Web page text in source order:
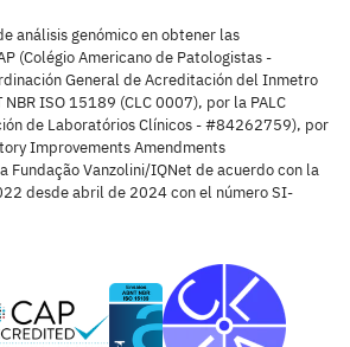
análisis genómico en obtener las
(Colégio Americano de Patologistas -
General de Acreditación del Inmetro
ISO 15189 (CLC 0007), por la PALC
de Laboratórios Clínicos - #84262759), por
Improvements Amendments
Vanzolini/IQNet de acuerdo con la
desde abril de 2024 con el número SI-